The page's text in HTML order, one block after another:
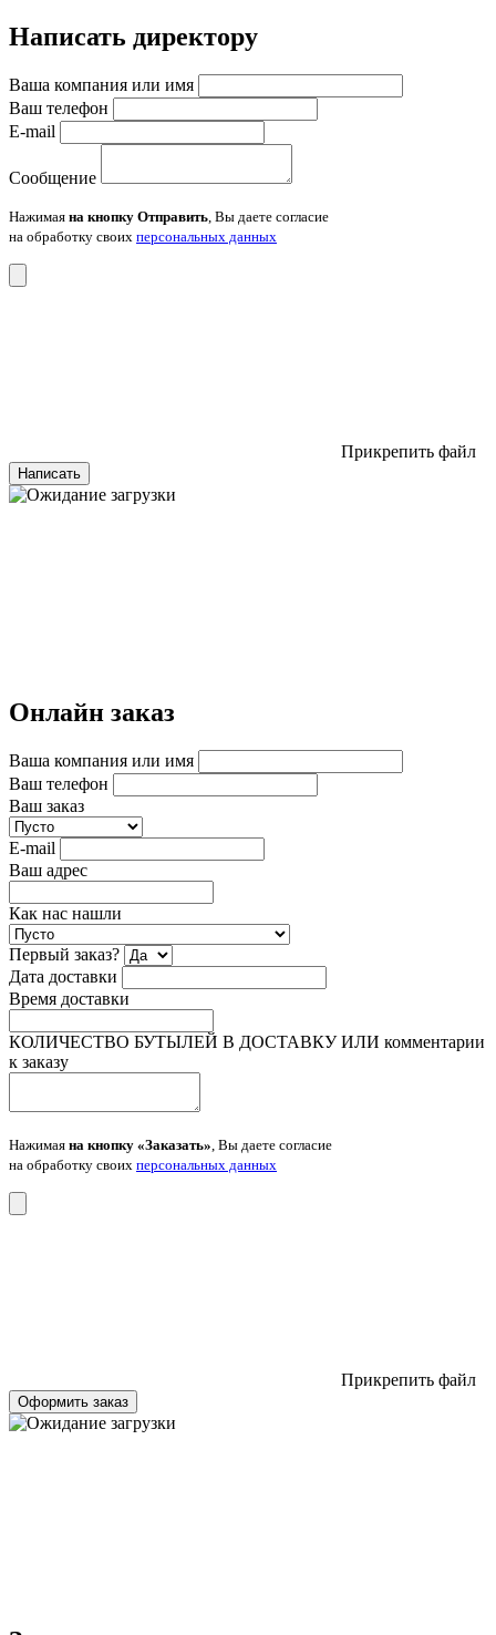
Написать директору
Ваша компания или имя
Ваш телефон
E-mail
Сообщение
Нажимая на кнопку Отправить , Вы даете согласие
на обработку своих персональных данных
Прикрепить файл
Написать
Онлайн заказ
Ваша компания или имя
Ваш телефон
Ваш заказ
E-mail
Ваш адрес
Как нас нашли
Первый заказ?
Дата доставки
Время доставки
КОЛИЧЕСТВО БУТЫЛЕЙ В ДОСТАВКУ ИЛИ комментарии
к заказу
Нажимая на кнопку «Заказать» , Вы даете согласие
на обработку своих персональных данных
Прикрепить файл
Оформить заказ